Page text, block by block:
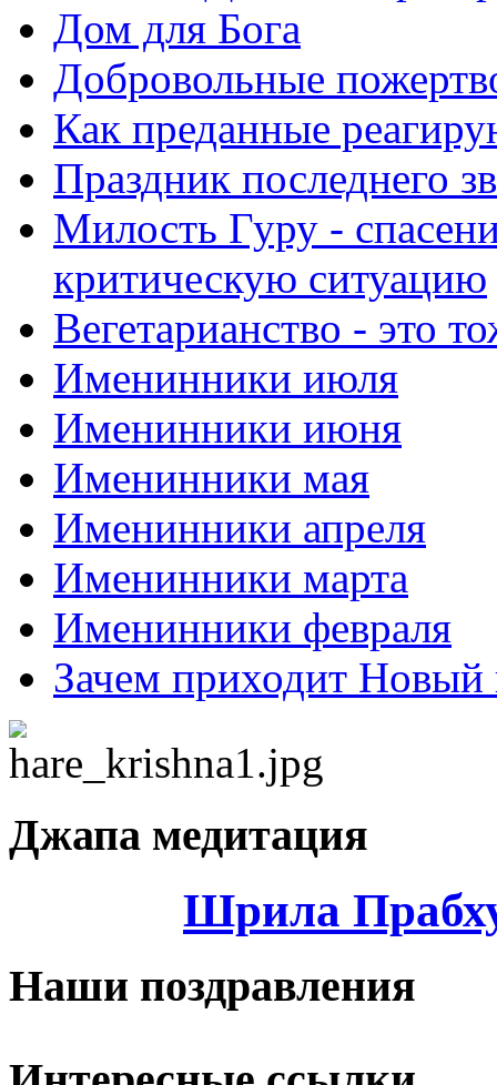
Дом для Бога
Добровольные
Как преданные
Праздник последнего
Милость Гуру -
критическую ситуацию
Вегетарианство - это
Именинники июля
Именинники июня
Именинники мая
Именинники апреля
Именинники марта
Именинники февраля
Зачем приходит Новый
Джапа медитация
Шрила
Наши поздравления